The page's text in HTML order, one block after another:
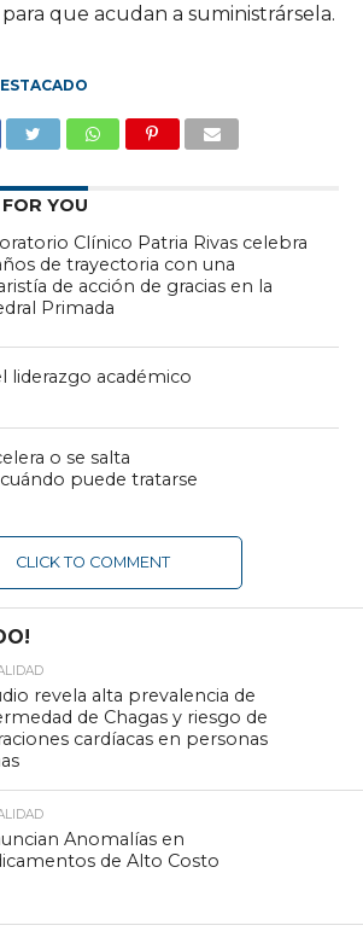
para que acudan a suministrársela.
YOU
Clínico Patria Rivas celebra
de trayectoria con una
de acción de gracias en la
Primada
liderazgo académico
o se salta
puede tratarse
CLICK TO COMMENT
revela alta prevalencia de
de Chagas y riesgo de
cardíacas en personas
Anomalías en
de Alto Costo